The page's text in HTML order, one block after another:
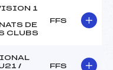
1
DE
CLUBS
FFS
/
FFS